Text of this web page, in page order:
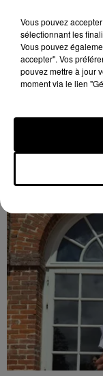
Loir-et-Cher :
Samedi 25
champs et de
secteur de
LE
Vous pouvez
sélectionnant les
Vous pouvez
accepter". Vos
pouvez mettre à jour
moment via le lien